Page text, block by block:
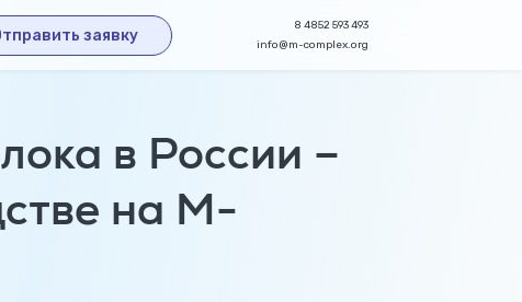
заявку
8 4852 593 493
info@m-complex.org
в России –
на M-